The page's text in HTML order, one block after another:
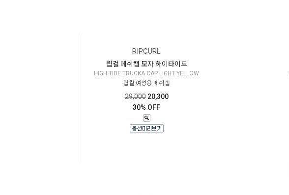
RIPCURL
립컬 메쉬캡 모자 하이타이드
HIGH TIDE TRUCKA CAP LIGHT YELLOW
립컬 여성용 메쉬캡
29,000 20,300
30% OFF